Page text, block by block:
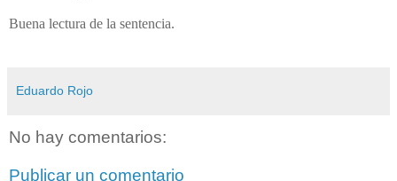
Buena lectura de la sentencia.
Eduardo Rojo
No hay comentarios:
Publicar un comentario